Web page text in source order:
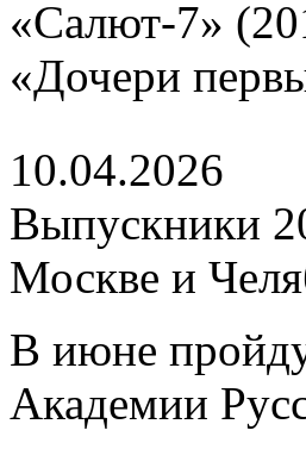
«Салют-7»
«Дочери
10.04.2026
Выпускники
Москве и
В июне
Академии